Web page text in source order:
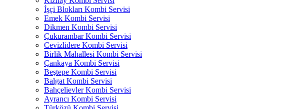
İşçi Blokları Kombi Servisi
Emek Kombi Servisi
Dikmen Kombi Servisi
Çukurambar Kombi Servisi
Cevizlidere Kombi Servisi
Birlik Mahallesi Kombi Servisi
Çankaya Kombi Servisi
Beştepe Kombi Servisi
Balgat Kombi Servisi
Bahçelievler Kombi Servisi
Ayrancı Kombi Servisi